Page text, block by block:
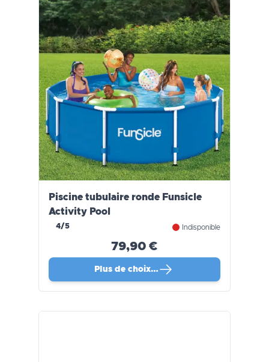
Piscine tubulaire ronde Funsicle
Activity Pool
4/5 Indisponible
79,90 €
Plus de choix…